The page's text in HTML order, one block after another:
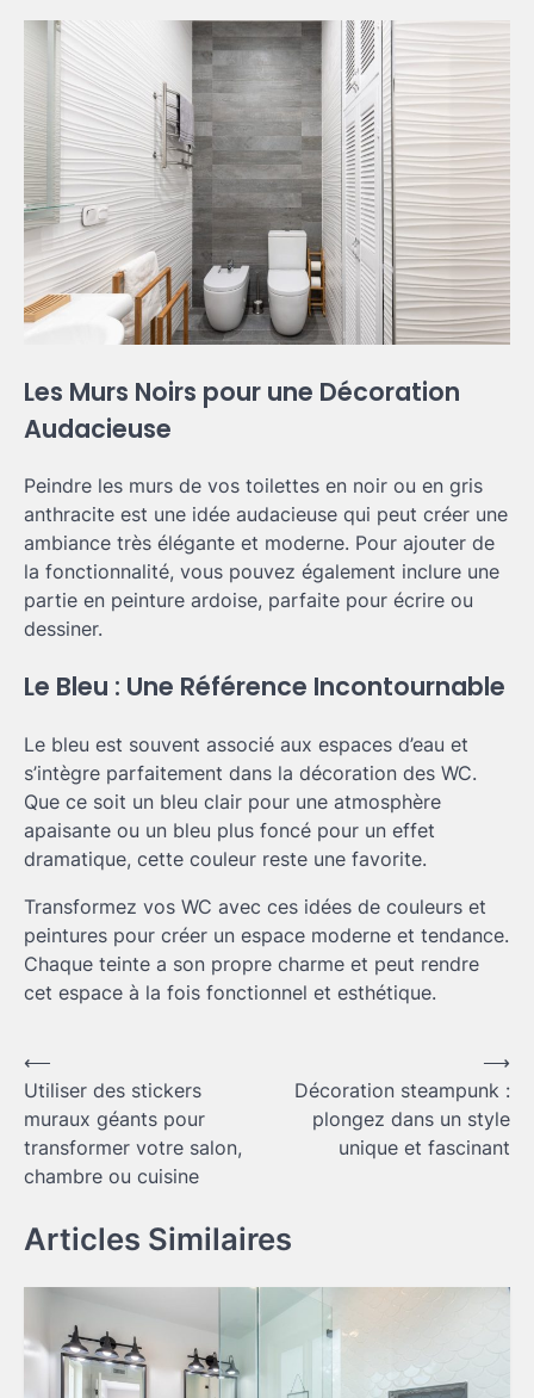
Les Murs Noirs pour une Décoration
Audacieuse
Peindre les murs de vos toilettes en noir ou en gris
anthracite est une idée audacieuse qui peut créer une
ambiance très élégante et moderne. Pour ajouter de
la fonctionnalité, vous pouvez également inclure une
partie en peinture ardoise, parfaite pour écrire ou
dessiner.
Le Bleu : Une Référence Incontournable
Le bleu est souvent associé aux espaces d’eau et
s’intègre parfaitement dans la décoration des WC.
Que ce soit un bleu clair pour une atmosphère
apaisante ou un bleu plus foncé pour un effet
dramatique, cette couleur reste une favorite.
Transformez vos WC avec ces idées de couleurs et
peintures pour créer un espace moderne et tendance.
Chaque teinte a son propre charme et peut rendre
cet espace à la fois fonctionnel et esthétique.
Navigation
de
l’article
⟵
Utiliser des stickers
muraux géants pour
transformer votre salon,
chambre ou cuisine
Décoration steampunk :
plongez dans un style
unique et fascinant
⟶
Articles Similaires